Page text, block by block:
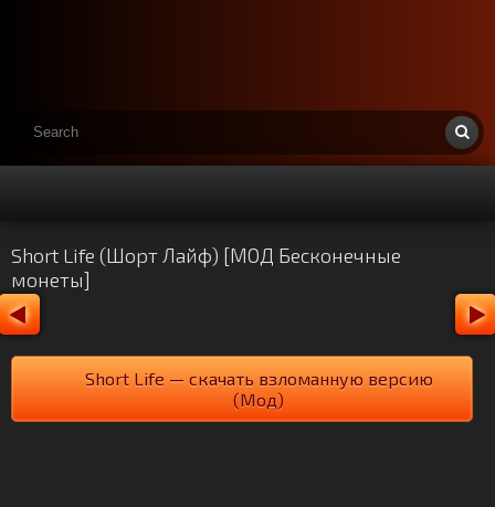
Short Life (Шорт Лайф) [МОД Бесконечные
монеты]
Short Life — скачать взломанную версию
(Мод)